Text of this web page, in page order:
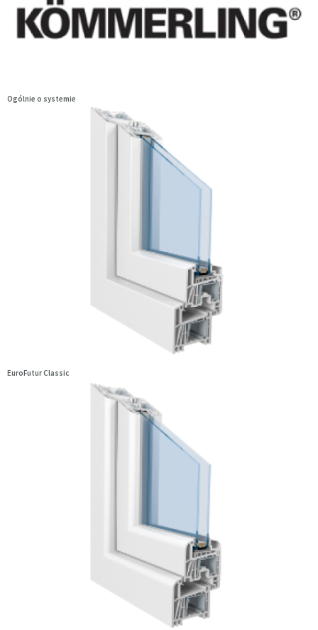
Ogólnie o systemie
EuroFutur Classic